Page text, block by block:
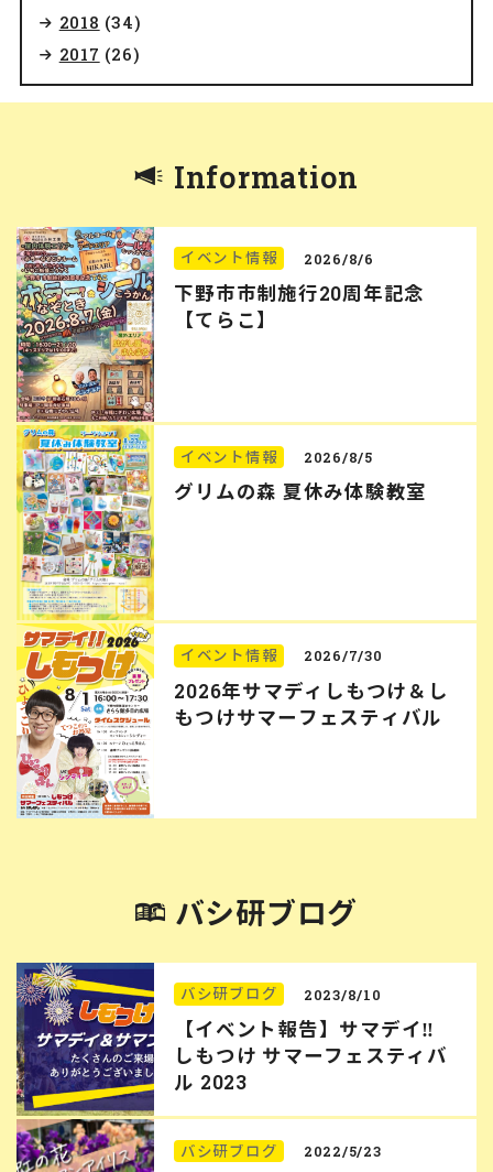
2018 (34)
2017 (26)
Information
イベント情報 2026/8/6
下野市市制施行20周年記念
【てらこ】
イベント情報 2026/8/5
グリムの森 夏休み体験教室
イベント情報 2026/7/30
2026年サマディしもつけ＆し
もつけサマーフェスティバル
バシ研ブログ
バシ研ブログ 2023/8/10
【イベント報告】サマデイ‼︎
しもつけ サマーフェスティバ
ル 2023
バシ研ブログ 2022/5/23